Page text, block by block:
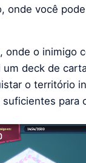
onde você
o inimigo
deck de
o território
para